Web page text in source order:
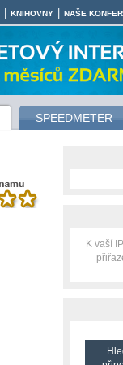
SPEEDMETER
KNIHOVNY NAŠE
K vaší